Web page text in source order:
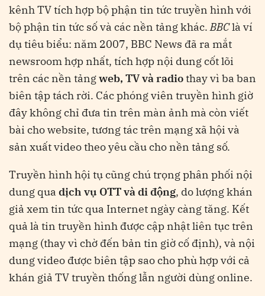
kênh TV tích hợp bộ phận tin tức truyền hình với
bộ phận tin tức số và các nền tảng khác.BBClà ví
dụ tiêu biểu: năm 2007, BBC News đã ra mắt
newsroom hợp nhất, tích hợp nội dung cốt lõi
trên các nền tảngweb, TV và radiothay vì ba ban
biên tập tách rời​. Các phóng viên truyền hình giờ
đây không chỉ đưa tin trên màn ảnh mà còn viết
bài cho website, tương tác trên mạng xã hội và
sản xuất video theo yêu cầu cho nền tảng số.
Truyền hình hội tụ cũng chú trọng phân phối nội
dung qua dịch vụ OTT và di động, do lượng khán
giả xem tin tức qua Internet ngày càng tăng. Kết
quả là tin truyền hình được cập nhật liên tục trên
mạng (thay vì chờ đến bản tin giờ cố định), và nội
dung video được biên tập sao cho phù hợp với cả
khán giả TV truyền thống lẫn người dùng online.